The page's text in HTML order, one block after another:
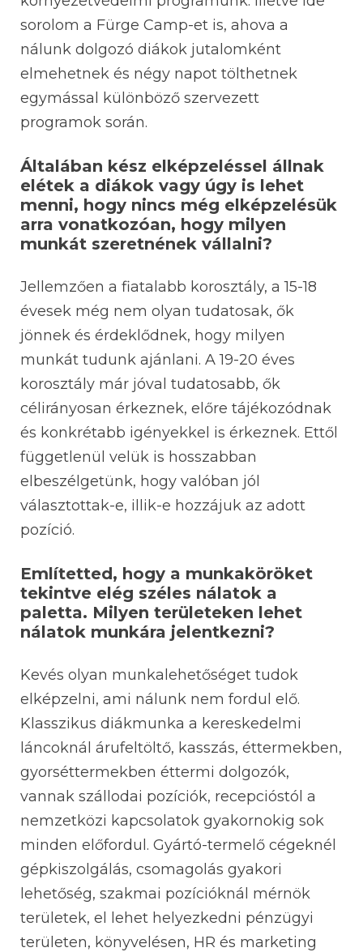
sorolom a Fürge Camp-et is, ahova a
nálunk dolgozó diákok jutalomként
elmehetnek és négy napot tölthetnek
egymással különböző szervezett
programok során.
Általában kész elképzeléssel állnak
elétek a diákok vagy úgy is lehet
menni, hogy nincs még elképzelésük
arra vonatkozóan, hogy milyen
munkát szeretnének vállalni?
Jellemzően a fiatalabb korosztály, a 15-18
évesek még nem olyan tudatosak, ők
jönnek és érdeklődnek, hogy milyen
munkát tudunk ajánlani. A 19-20 éves
korosztály már jóval tudatosabb, ők
célirányosan érkeznek, előre tájékozódnak
és konkrétabb igényekkel is érkeznek. Ettől
függetlenül velük is hosszabban
elbeszélgetünk, hogy valóban jól
választottak-e, illik-e hozzájuk az adott
pozíció.
Említetted, hogy a munkaköröket
tekintve elég széles nálatok a
paletta. Milyen területeken lehet
nálatok munkára jelentkezni?
Kevés olyan munkalehetőséget tudok
elképzelni, ami nálunk nem fordul elő.
Klasszikus diákmunka a kereskedelmi
láncoknál árufeltöltő, kasszás, éttermekben,
gyorséttermekben éttermi dolgozók,
vannak szállodai pozíciók, recepcióstól a
nemzetközi kapcsolatok gyakornokig sok
minden előfordul. Gyártó-termelő cégeknél
gépkiszolgálás, csomagolás gyakori
lehetőség, szakmai pozícióknál mérnök
területek, el lehet helyezkedni pénzügyi
területen, könyvelésen, HR és marketing